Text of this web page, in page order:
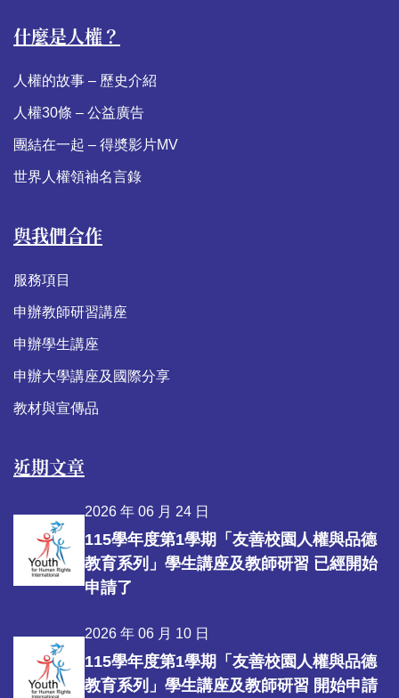
什麼是人權？
人權的故事 – 歷史介紹
人權30條 – 公益廣告
團結在一起 – 得奬影片MV
世界人權領袖名言錄
與我們合作
服務項目
申辦教師研習講座
申辦學生講座
申辦大學講座及國際分享
教材與宣傳品
近期文章
2026 年 06 月 24 日
115學年度第1學期「友善校園人權與品德
教育系列」學生講座及教師研習 已經開始
申請了
2026 年 06 月 10 日
115學年度第1學期「友善校園人權與品德
教育系列」學生講座及教師研習 開始申請